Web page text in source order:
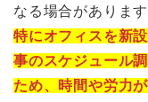
なる場合があります
特にオフィスを新
事のスケジュール
ため、時間や労力